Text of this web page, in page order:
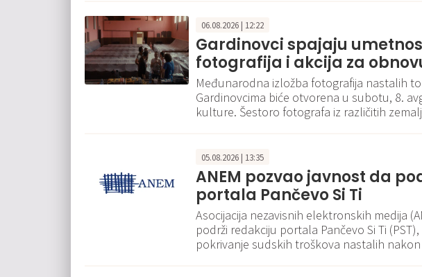
06.08.2026 | 12:22
Gardinovci spajaju
fotografija i akcija za
Međunarodna izložba fotografija nastalih
Gardinovcima biće otvorena u subotu, 8.
kulture. Šestoro fotografa iz različitih
05.08.2026 | 13:35
ANEM pozvao javnost da
portala Pančevo Si Ti
Asocijacija nezavisnih elektronskih medija
podrži redakciju portala Pančevo Si Ti
pokrivanje sudskih troškova nastalih